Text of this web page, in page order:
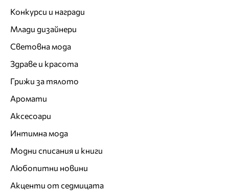
Конкурси и награди
Млади дизайнери
Световна мода
Здраве и красота
Грижи за тялото
Аромати
Аксесоари
Интимна мода
Модни списания и книги
Любопитни новини
Акценти от седмицата